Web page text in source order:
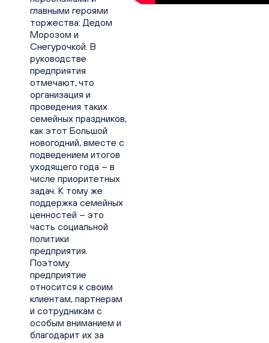
главными героями
торжества: Дедом
Морозом и
Снегурочкой. В
руководстве
предприятия
отмечают, что
организация и
проведения таких
семейных праздников,
как этот Большой
новогодний, вместе с
подведением итогов
уходящего года – в
числе приоритетных
задач. К тому же
поддержка семейных
ценностей – это
часть социальной
политики
предприятия.
Поэтому
предприятие
относится к своим
клиентам, партнерам
и сотрудникам с
особым вниманием и
благодарит их за